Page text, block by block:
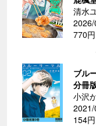
清水
770円
ブル
分冊
小沢
154円